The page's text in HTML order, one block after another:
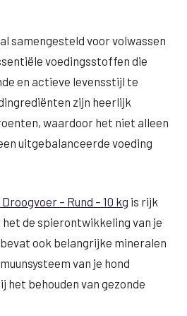
samengesteld voor volwassen
voedingsstoffen die
en actieve levensstijl te
zijn heerlijk
waardoor het niet alleen
uitgebalanceerde voeding
– Rund – 10 kg is rijk
de spierontwikkeling van je
ook belangrijke mineralen
van je hond
het behouden van gezonde